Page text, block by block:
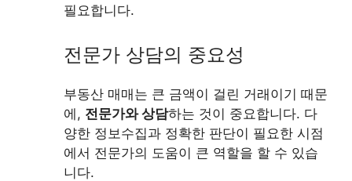
필요합니다.
전문가 상담의 중요성
부동산 매매는 큰 금액이 걸린 거래이기 때문
에, 전문가와 상담하는 것이 중요합니다. 다
양한 정보수집과 정확한 판단이 필요한 시점
에서 전문가의 도움이 큰 역할을 할 수 있습
니다.